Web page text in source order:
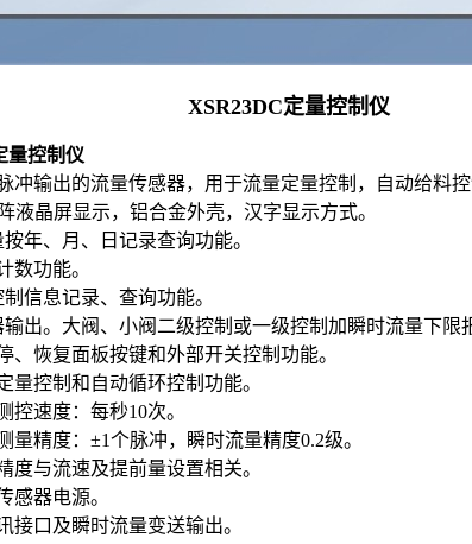
XSR23DC定量控制仪
量控制仪
冲输出的流量传感器，用于流量定量控制，自动给料
液晶屏显示，铝合金外壳，汉字显示方式。
年、月、日记录查询功能。
数功能。
信息记录、查询功能。
输出。大阀、小阀二级控制或一级控制加瞬时流量下限
、恢复面板按键和外部开关控制功能。
量控制和自动循环控制功能。
控速度：每秒10次。
量精度：±1个脉冲，瞬时流量精度0.2级。
度与流速及提前量设置相关。
感器电源。
接口及瞬时流量变送输出。